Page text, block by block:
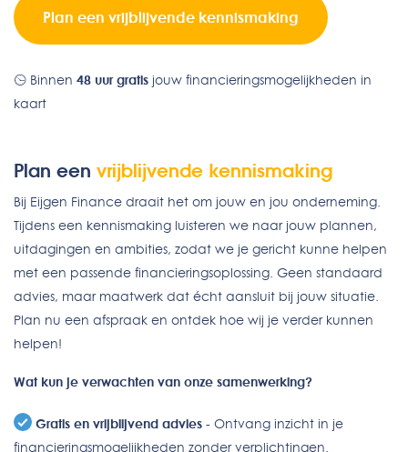
Plan een vrijblijvende kennismaking
Binnen 48 uur gratis jouw financieringsmogelijkheden in
kaart
Plan een vrijblijvende kennismaking
Bij Eijgen Finance draait het om jouw en jou onderneming.
Tijdens een kennismaking luisteren we naar jouw plannen,
uitdagingen en ambities, zodat we je gericht kunne helpen
met een passende financieringsoplossing. Geen standaard
advies, maar maatwerk dat écht aansluit bij jouw situatie.
Plan nu een afspraak en ontdek hoe wij je verder kunnen
helpen!
Wat kun je verwachten van onze samenwerking?
Gratis en vrijblijvend advies - Ontvang inzicht in je
financieringsmogelijkheden zonder verplichtingen.